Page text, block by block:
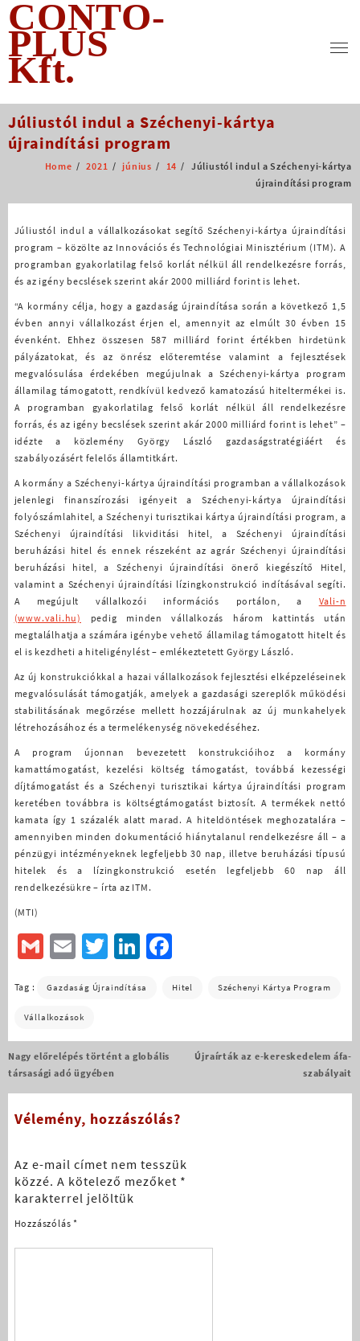
Skip
content
CONTO-
PLUS
Kft.
Júliustól indul a Széchenyi-kártya
újraindítási program
Home 2021 június 14
Júliustól indul a Széchenyi-kártya
újraindítási program
Júliustól indul a vállalkozásokat segítő Széchenyi-kártya újraindítási
program – közölte az Innovációs és Technológiai Minisztérium (ITM). A
programban gyakorlatilag felső korlát nélkül áll rendelkezésre forrás,
és az igény becslések szerint akár 2000 milliárd forint is lehet.
“A kormány célja, hogy a gazdaság újraindítása során a következő 1,5
évben annyi vállalkozást érjen el, amennyit az elmúlt 30 évben 15
évenként. Ehhez összesen 587 milliárd forint értékben hirdetünk
pályázatokat, és az önrész előteremtése valamint a fejlesztések
megvalósulása érdekében megújulnak a Széchenyi-kártya program
államilag támogatott, rendkívül kedvező kamatozású hiteltermékei is.
A programban gyakorlatilag felső korlát nélkül áll rendelkezésre
forrás, és az igény becslések szerint akár 2000 milliárd forint is lehet” –
idézte a közlemény György László gazdaságstratégiáért és
szabályozásért felelős államtitkárt.
A kormány a Széchenyi-kártya újraindítási programban a vállalkozások
jelenlegi finanszírozási igényeit a Széchenyi-kártya újraindítási
folyószámlahitel, a Széchenyi turisztikai kártya újraindítási program, a
Széchenyi újraindítási likviditási hitel, a Széchenyi újraindítási
beruházási hitel és ennek részeként az agrár Széchenyi újraindítási
beruházási hitel, a Széchenyi újraindítási önerő kiegészítő Hitel,
valamint a Széchenyi újraindítási lízingkonstrukció indításával segíti.
A megújult vállalkozói információs portálon, a Vali-n
(www.vali.hu)
pedig minden vállalkozás három kattintás után
megtalálhatja a számára igénybe vehető államilag támogatott hitelt és
el is kezdheti a hiteligénylést – emlékeztetett György László.
Az új konstrukciókkal a hazai vállalkozások fejlesztési elképzeléseinek
megvalósulását támogatják, amelyek a gazdasági szereplők működési
stabilitásának megőrzése mellett hozzájárulnak az új munkahelyek
létrehozásához és a termelékenység növekedéséhez.
A program újonnan bevezetett konstrukcióihoz a kormány
kamattámogatást, kezelési költség támogatást, továbbá kezességi
díjtámogatást és a Széchenyi turisztikai kártya újraindítási program
keretében továbbra is költségtámogatást biztosít. A termékek nettó
kamata így 1 százalék alatt marad. A hiteldöntések meghozatalára –
amennyiben minden dokumentáció hiánytalanul rendelkezésre áll – a
pénzügyi intézményeknek legfeljebb 30 nap, illetve beruházási típusú
hitelek és a lízingkonstrukció esetén legfeljebb 60 nap áll
rendelkezésükre – írta az ITM.
(MTI)
GmailEmailTwitterLinkedIn
Facebook
Tag : Gazdaság Újraindítása Hitel Széchenyi Kártya Program
Vállalkozások
Bejegyzés
navigáció
Nagy előrelépés történt a globális
társasági adó ügyében
Újraírták az e-kereskedelem áfa-
szabályait
Vélemény, hozzászólás?
Az e-mail címet nem tesszük
közzé. A kötelező mezőket *
karakterrel jelöltük
Hozzászólás*